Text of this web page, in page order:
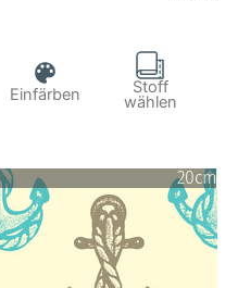
Einfärben Stoff
wählen
20cm